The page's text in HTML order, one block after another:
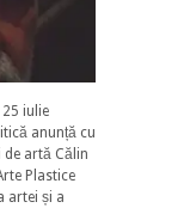
25 iulie
anunță cu
artă Călin
Plastice
artei și a